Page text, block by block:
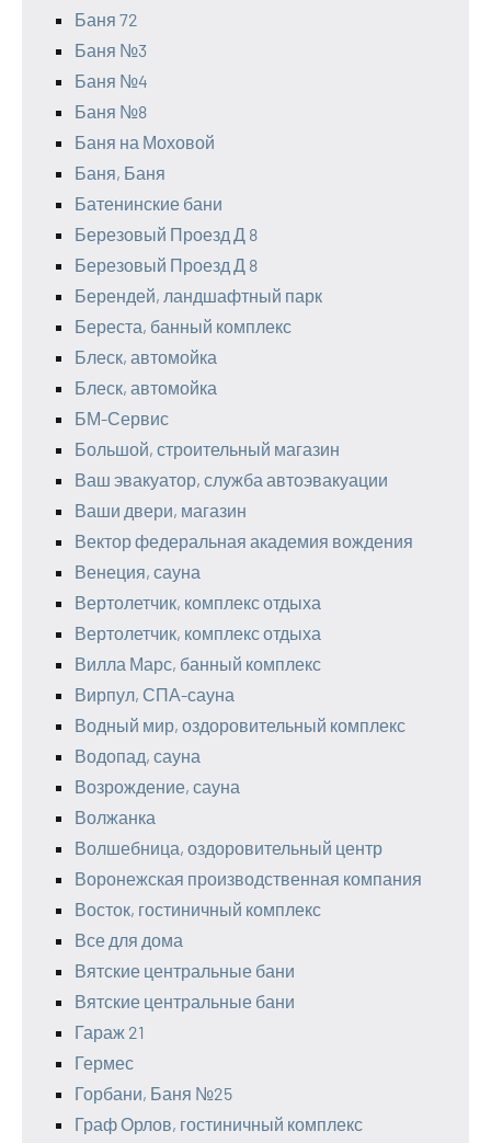
Баня 72
Баня №3
Баня №4
Баня №8
Баня на Моховой
Баня, Баня
Батенинские бани
Березовый Проезд Д 8
Березовый Проезд Д 8
Берендей, ландшафтный парк
Береста, банный комплекс
Блеск, автомойка
Блеск, автомойка
БМ-Сервис
Большой, строительный магазин
Ваш эвакуатор, служба автоэвакуации
Ваши двери, магазин
Вектор федеральная академия вождения
Венеция, сауна
Вертолетчик, комплекс отдыха
Вертолетчик, комплекс отдыха
Вилла Марс, банный комплекс
Вирпул, СПА-сауна
Водный мир, оздоровительный комплекс
Водопад, сауна
Возрождение, сауна
Волжанка
Волшебница, оздоровительный центр
Воронежская производственная компания
Восток, гостиничный комплекс
Все для дома
Вятские центральные бани
Вятские центральные бани
Гараж 21
Гермес
Горбани, Баня №25
Граф Орлов, гостиничный комплекс